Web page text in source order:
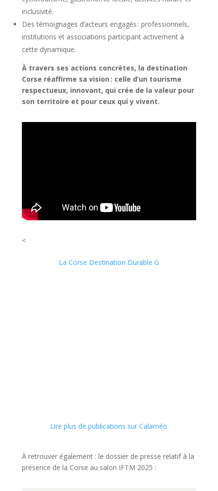
inclusivité.
Des témoignages d’acteurs engagés : professionnels,
institutions et associations participant activement à
cette dynamique.
À travers ses actions concrètes, la destination
Corse réaffirme sa vision : celle d’un tourisme
respectueux, innovant, qui crée de la valeur pour
son territoire et pour ceux qui y vivent.
<
La Corse Destination Durable G
Lire plus de publications sur Calaméo
À retrouver également : le dossier de presse relatif à la
présence de la Corse au salon IFTM 2025 :